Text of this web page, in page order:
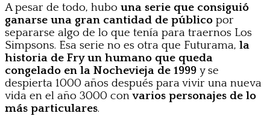
A pesar de todo, hubo una serie que consiguió
ganarse una gran cantidad de público por
separarse algo de lo que tenía para traernos Los
Simpsons. Esa serie no es otra que Futurama, la
historia de Fry un humano que queda
congelado en la Nochevieja de 1999 y se
despierta 1000 años después para vivir una nueva
vida en el año 3000 convarios personajes de lo
más particulares.